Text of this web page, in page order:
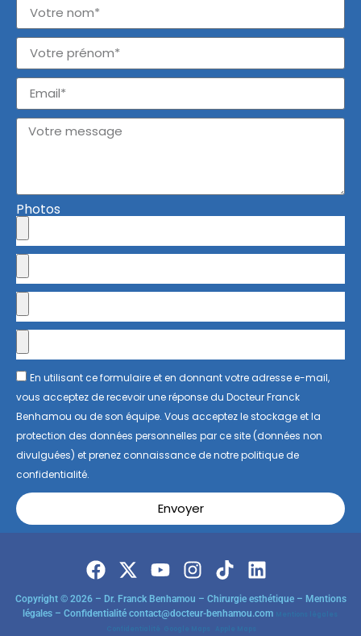
Photos
En utilisant ce formulaire et en donnant votre adresse e-mail,
vous acceptez de recevoir une réponse du Docteur Franck
Benhamou ou de son équipe. Vous acceptez le stockage et la
protection des données personnelles par ce site (données non
divulguées) et prenez connaissance de notre politique de
confidentialité.
Envoyer
Copyright © 2026 – Dr. Franck Benhamou – Chirurgie esthétique – Mentions
légales – Confidentialité contact@docteur-benhamou.com